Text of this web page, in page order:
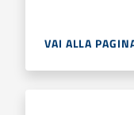
VAI ALLA